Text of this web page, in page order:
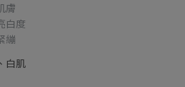
膚
白度
繃
白肌